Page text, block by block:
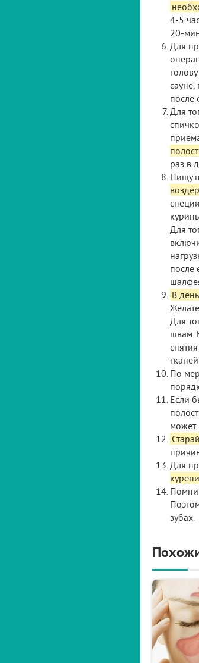
4-5
20-
Для
сауне,
после
Для
раз в
Пищу
Для
после
В
Для
швам.
По
Если
может
Для
зубах.